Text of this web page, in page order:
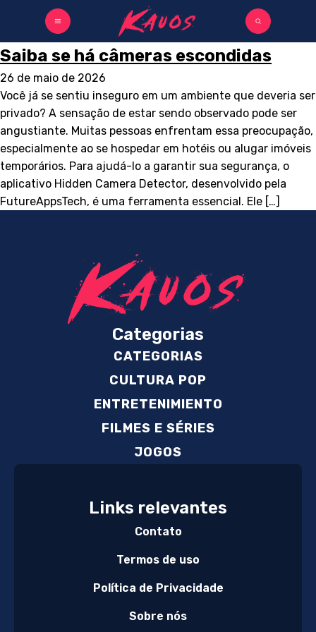
Saiba se há câmeras escondidas
26 de maio de 2026
Você já se sentiu inseguro em um ambiente que deveria ser
privado? A sensação de estar sendo observado pode ser
angustiante. Muitas pessoas enfrentam essa preocupação,
especialmente ao se hospedar em hotéis ou alugar imóveis
temporários. Para ajudá-lo a garantir sua segurança, o
aplicativo Hidden Camera Detector, desenvolvido pela
FutureAppsTech, é uma ferramenta essencial. Ele […]
Categorias
CATEGORIAS
CULTURA POP
ENTRETENIMIENTO
FILMES E SÉRIES
JOGOS
Links relevantes
Contato
Termos de uso
Política de Privacidade
Sobre nós